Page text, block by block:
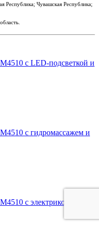
Республика; Чувашская Республика;
с LED-подсветкой и
с гидромассажем и
с электрикой